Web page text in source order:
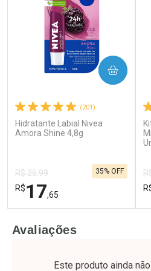
Ativar Desconto
Comprar sem Desconto
Por R$ 52,64/cada
(201)
Hidratante Labial Nivea
Amora Shine 4,8g
R$ 26,99
R$17,65
35% OFF
COMPRAR
Laboratório
Por Menos
Avaliações
Este produto ainda